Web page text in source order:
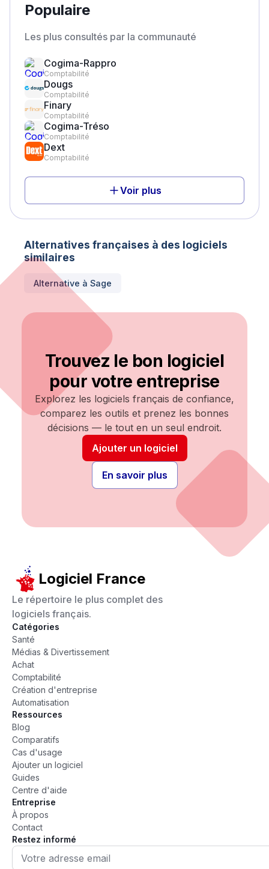
Populaire
Les plus consultés par la communauté
Cogima-Rappro
Comptabilité
Dougs
Comptabilité
Finary
Comptabilité
Cogima-Tréso
Comptabilité
Dext
Comptabilité
Voir plus
Alternatives françaises à des logiciels
similaires
Alternative à Sage
Trouvez le bon logiciel
pour votre entreprise
Explorez les logiciels français de confiance,
comparez les outils et prenez les bonnes
décisions — le tout en un seul endroit.
Ajouter un logiciel
En savoir plus
Logiciel France
Le répertoire le plus complet des
logiciels français.
Catégories
Santé
Médias & Divertissement
Achat
Comptabilité
Création d'entreprise
Automatisation
Ressources
Blog
Comparatifs
Cas d'usage
Ajouter un logiciel
Guides
Centre d'aide
Entreprise
À propos
Contact
Restez informé